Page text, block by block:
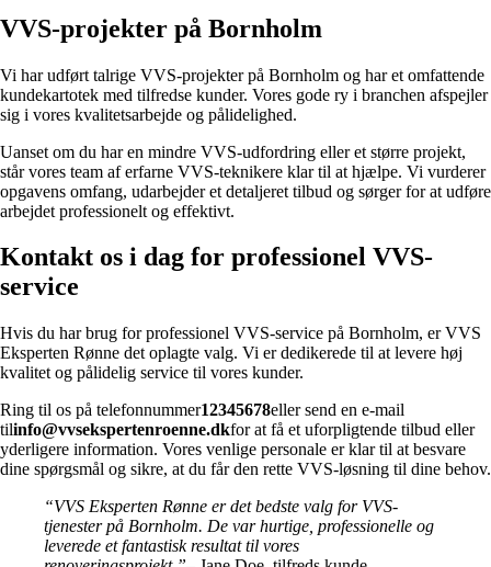
VVS-projekter på Bornholm
Vi har udført talrige VVS-projekter på Bornholm og har et omfattende
kundekartotek med tilfredse kunder. Vores gode ry i branchen afspejler
sig i vores kvalitetsarbejde og pålidelighed.
Uanset om du har en mindre VVS-udfordring eller et større projekt,
står vores team af erfarne VVS-teknikere klar til at hjælpe. Vi vurderer
opgavens omfang, udarbejder et detaljeret tilbud og sørger for at udføre
arbejdet professionelt og effektivt.
Kontakt os i dag for professionel VVS-
service
Hvis du har brug for professionel VVS-service på Bornholm, er VVS
Eksperten Rønne det oplagte valg. Vi er dedikerede til at levere høj
kvalitet og pålidelig service til vores kunder.
Ring til os på telefonnummer12345678eller send en e-mail
tilinfo@vvsekspertenroenne.dkfor at få et uforpligtende tilbud eller
yderligere information. Vores venlige personale er klar til at besvare
dine spørgsmål og sikre, at du får den rette VVS-løsning til dine behov.
“VVS Eksperten Rønne er det bedste valg for VVS-
tjenester på Bornholm. De var hurtige, professionelle og
leverede et fantastisk resultat til vores